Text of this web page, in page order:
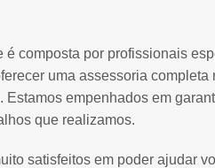
é composta por profissionais
uma assessoria
Estamos empenhados em
que realizamos.
satisfeitos em poder ajudar